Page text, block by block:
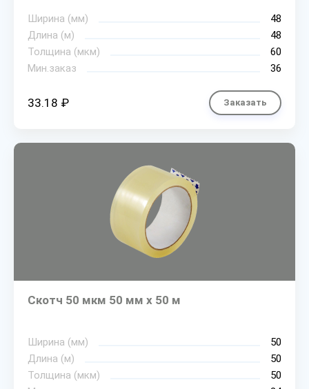
Ширина (мм)
48
Длина (м)
48
Толщина (мкм)
60
Мин.заказ
36
33.18 ₽ Заказать
Скотч 50 мкм 50 мм х 50 м
Ширина (мм)
50
Длина (м)
50
Толщина (мкм)
50